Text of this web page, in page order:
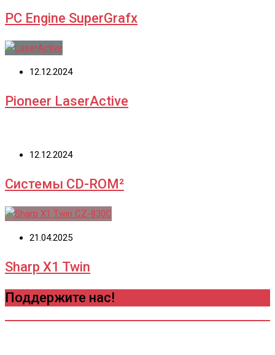
PC Engine SuperGrafx
12.12.2024
Pioneer LaserActive
12.12.2024
Системы CD-ROM²
21.04.2025
Sharp X1 Twin
Поддержите нас!